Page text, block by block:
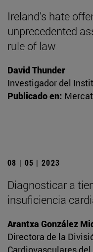
Ireland’s hate
unprecedented
rule of law
David Thunder
Investigador del
Publicado en:
08 | 05 | 2023
Diagnosticar a
insuficiencia
Arantxa González
Directora de la
Cardiovasculares